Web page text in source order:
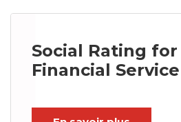
Social Rating for
Financial